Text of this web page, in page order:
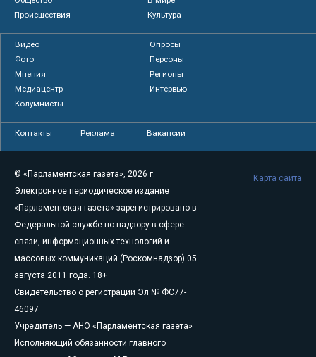
Происшествия
Культура
Видео
Опросы
Фото
Персоны
Мнения
Регионы
Медиацентр
Интервью
Колумнисты
Контакты Реклама Вакансии
© «Парламентская газета», 2026 г.
Электронное периодическое издание
«Парламентская газета» зарегистрировано в
Федеральной службе по надзору в сфере
связи, информационных технологий и
массовых коммуникаций (Роскомнадзор) 05
августа 2011 года. 18+
Свидетельство о регистрации Эл № ФС77-
46097
Учредитель — АНО «Парламентская газета»
Исполняющий обязанности главного
Карта сайта